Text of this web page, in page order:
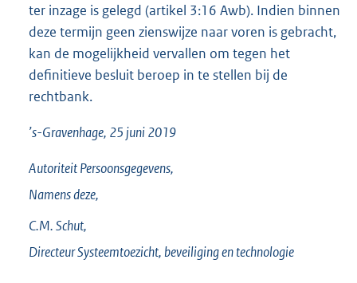
ter inzage is gelegd (artikel 3:16 Awb). Indien binnen
deze termijn geen zienswijze naar voren is gebracht,
kan de mogelijkheid vervallen om tegen het
definitieve besluit beroep in te stellen bij de
rechtbank.
’s-Gravenhage, 25 juni 2019
Autoriteit Persoonsgegevens,
Namens deze,
C.M.Schut,
Directeur Systeemtoezicht, beveiliging en technologie